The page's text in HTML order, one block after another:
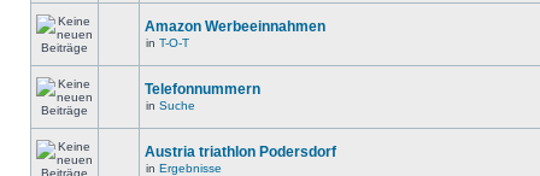
Amazon Werbeeinnahmen
in T-O-T
Telefonnummern
in Suche
Austria triathlon Podersdorf
in Ergebnisse